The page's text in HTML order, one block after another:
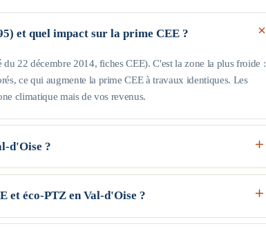
et quel impact sur la prime CEE ?
22 décembre 2014, fiches CEE). C'est la zone la plus froide :
ce qui augmente la prime CEE à travaux identiques. Les
climatique mais de vos revenus.
d'Oise ?
franciliens, plus élevés, qui s'appliquent. Pour une
031 € de revenu fiscal de référence, le Jaune jusqu'à 29 253 €
et éco-PTZ en Val-d'Oise ?
même projet, sous conditions d'éligibilité : MaPrimeRénov' et